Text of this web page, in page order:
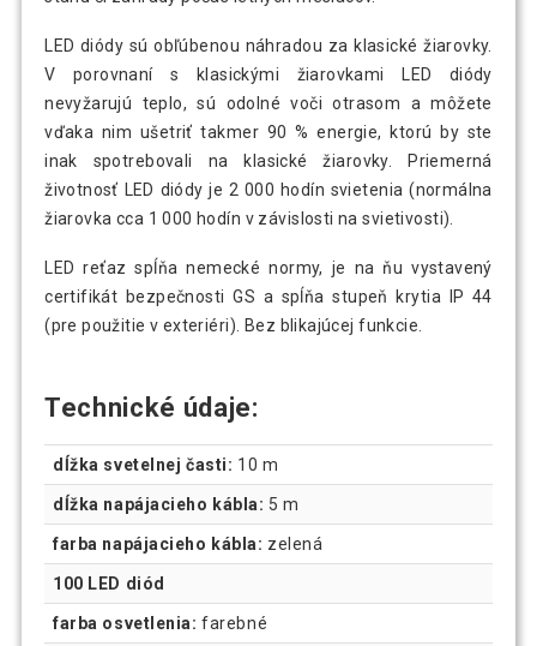
LED diódy sú obľúbenou náhradou za klasické žiarovky.
V porovnaní s klasickými žiarovkami LED diódy
nevyžarujú teplo, sú odolné voči otrasom a môžete
vďaka nim ušetriť takmer 90 % energie, ktorú by ste
inak spotrebovali na klasické žiarovky. Priemerná
životnosť LED diódy je 2 000 hodín svietenia (normálna
žiarovka cca 1 000 hodín v závislosti na svietivosti).
LED reťaz spĺňa nemecké normy, je na ňu vystavený
certifikát bezpečnosti GS a spĺňa stupeň krytia IP 44
(pre použitie v exteriéri). Bez blikajúcej funkcie.
Technické údaje:
dĺžka svetelnej časti: 10 m
dĺžka napájacieho kábla: 5 m
farba napájacieho kábla: zelená
100 LED diód
farba osvetlenia: farebné